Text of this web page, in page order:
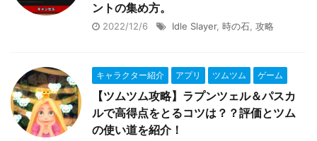
ントの集め方。
2022/12/6 Idle Slayer, 時の石 攻略
キャラクター紹介 アプリ ツムツム ゲーム
【ツムツム攻略】ラプンツェル＆パスカ
ルで高得点をとるコツは？？評価とツム
の使い道を紹介！